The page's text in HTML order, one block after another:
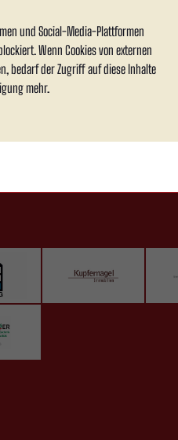
und Social-Media-Plattformen
Wenn Cookies von externen
bedarf der Zugriff auf diese Inhalte
mehr.